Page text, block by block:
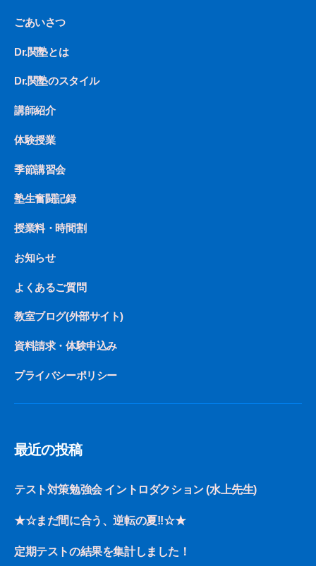
ごあいさつ
Dr.関塾とは
Dr.関塾のスタイル
講師紹介
体験授業
季節講習会
塾生奮闘記録
授業料・時間割
お知らせ
よくあるご質問
教室ブログ(外部サイト)
資料請求・体験申込み
プライバシーポリシー
最近の投稿
テスト対策勉強会 イントロダクション (水上先生)
★☆まだ間に合う、逆転の夏!!☆★
定期テストの結果を集計しました！